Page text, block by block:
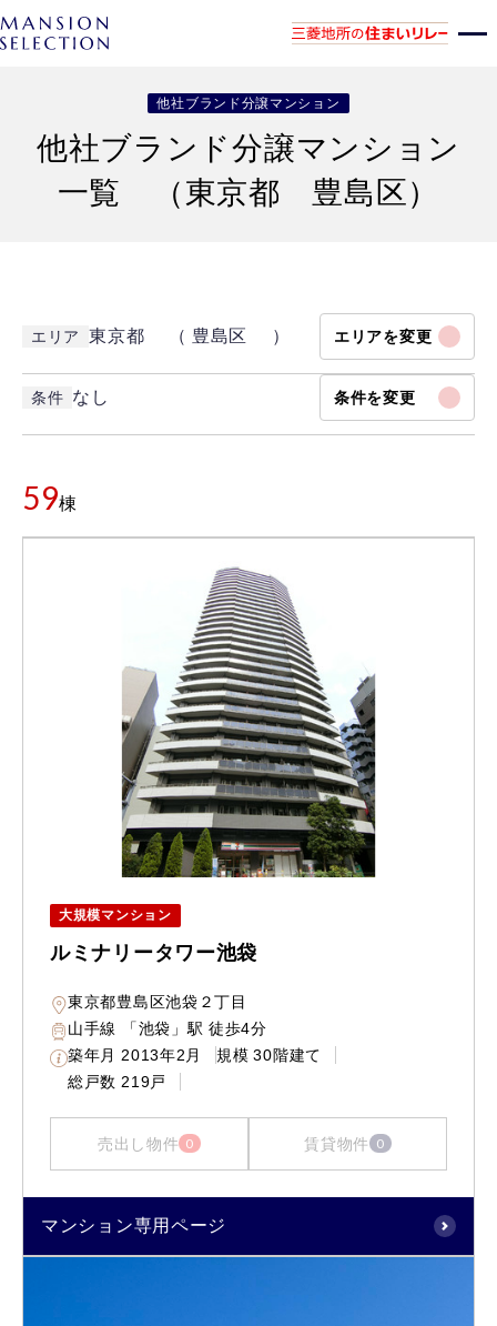
他社ブランド分譲マンション
他社ブランド分譲マンション
一覧 （東京都 豊島区）
エリア 東京都 （ 豊島区 ） エリアを変更
条件 なし 条件を変更
59棟
大規模マンション
ルミナリータワー池袋
東京都豊島区池袋２丁目
山手線 「池袋」駅 徒歩4分
築年月 2013年2月 規模 30階建て
総戸数 219戸
売出し物件 0 賃貸物件 0
マンション専用ページ